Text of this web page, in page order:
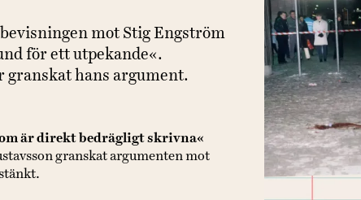
mot Stig Engström
för ett utpekande«.
granskat hans argument.
är direkt bedrägligt skrivna«
granskat argumenten mot